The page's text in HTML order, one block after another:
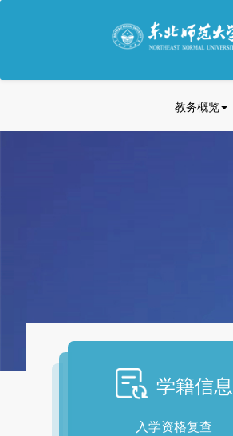
教务概览
学籍信息
入学资格复查